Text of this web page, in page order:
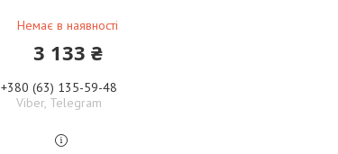
Немає в наявності
3 133 ₴
+380 (63) 135-59-48
Viber, Telegram